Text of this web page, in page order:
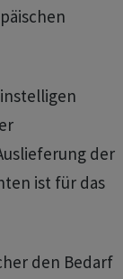
der
ist für das
den Bedarf